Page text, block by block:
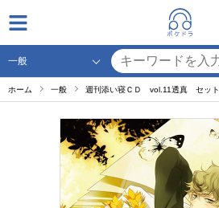
ホーム 一般 週刊添い寝ＣＤ vol.11透真 セット